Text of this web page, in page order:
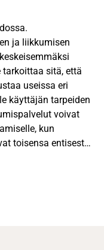
ja liikkumisen
sitä, että
useissa eri
käyttäjän tarpeiden
voivat
kun
toisensa entisestä